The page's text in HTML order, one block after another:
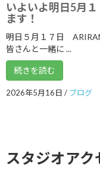
2017年11月
2017年10月
2017年9月
2017年5月
いよいよ明日5月
ます！
明日５月１７日
皆さんと一緒に ...
続きを読む
2026年5月16日 / ブログ
スタジオアク